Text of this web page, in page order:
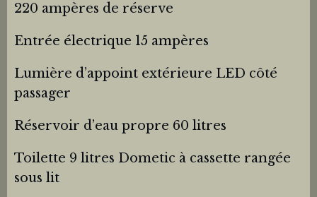
220 ampères de réserve
Entrée électrique 15 ampères
Lumière d’appoint extérieure LED côté
passager
Réservoir d’eau propre 60 litres
Toilette 9 litres Dometic à cassette rangée
sous lit